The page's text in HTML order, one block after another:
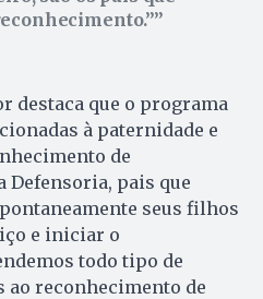
destaca que o programa
à paternidade e
de
Defensoria, pais que
seus filhos
e iniciar o
todo tipo de
ao reconhecimento de